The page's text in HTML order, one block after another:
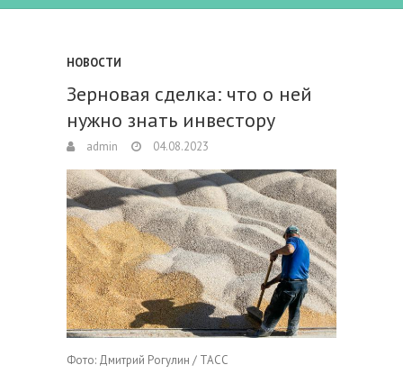
НОВОСТИ
Зерновая сделка: что о ней
нужно знать инвестору
admin 04.08.2023
Фото: Дмитрий Рогулин / ТАСС